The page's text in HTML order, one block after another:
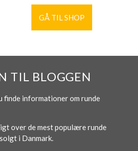
GÅ TIL SHOP
TIL BLOGGEN
finde informationer om runde
over de mest populære runde
i Danmark.